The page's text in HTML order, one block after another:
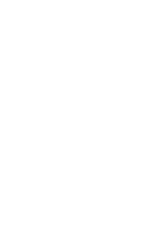
rezervace předem